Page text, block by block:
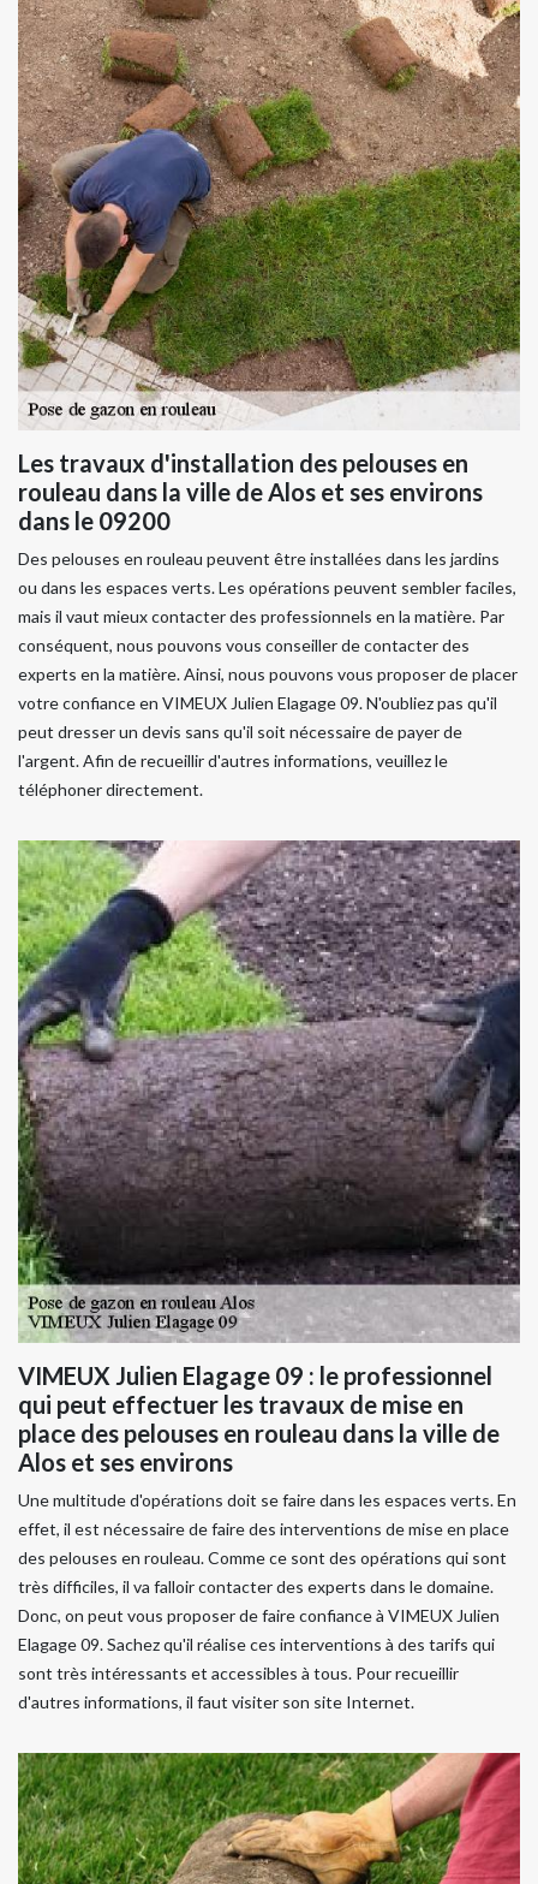
Les travaux d'installation des pelouses en
rouleau dans la ville de Alos et ses environs
dans le 09200
Des pelouses en rouleau peuvent être installées dans les jardins
ou dans les espaces verts. Les opérations peuvent sembler faciles,
mais il vaut mieux contacter des professionnels en la matière. Par
conséquent, nous pouvons vous conseiller de contacter des
experts en la matière. Ainsi, nous pouvons vous proposer de placer
votre confiance en VIMEUX Julien Elagage 09. N'oubliez pas qu'il
peut dresser un devis sans qu'il soit nécessaire de payer de
l'argent. Afin de recueillir d'autres informations, veuillez le
téléphoner directement.
VIMEUX Julien Elagage 09 : le professionnel
qui peut effectuer les travaux de mise en
place des pelouses en rouleau dans la ville de
Alos et ses environs
Une multitude d'opérations doit se faire dans les espaces verts. En
effet, il est nécessaire de faire des interventions de mise en place
des pelouses en rouleau. Comme ce sont des opérations qui sont
très difficiles, il va falloir contacter des experts dans le domaine.
Donc, on peut vous proposer de faire confiance à VIMEUX Julien
Elagage 09. Sachez qu'il réalise ces interventions à des tarifs qui
sont très intéressants et accessibles à tous. Pour recueillir
d'autres informations, il faut visiter son site Internet.